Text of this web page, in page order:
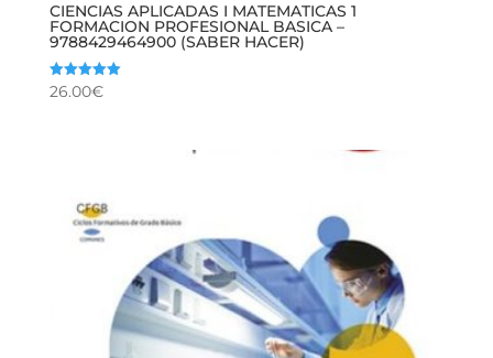
CIENCIAS APLICADAS I MATEMATICAS 1
FORMACION PROFESIONAL BASICA –
9788429464900 (SABER HACER)
Valorado
26.00€